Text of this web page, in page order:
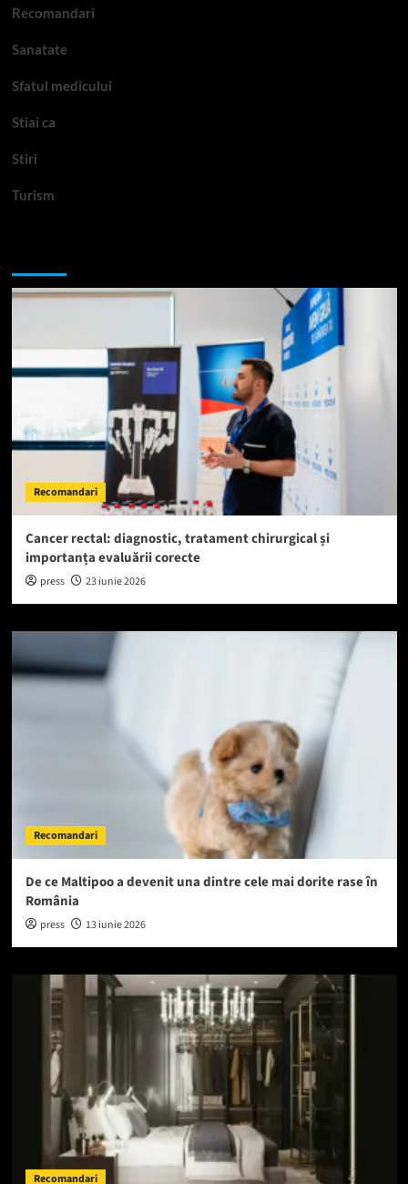
Recomandari
Sanatate
Sfatul medicului
Stiai ca
Stiri
Turism
Recomandari
Cancer rectal: diagnostic, tratament chirurgical și
importanța evaluării corecte
press 23 iunie 2026
Recomandari
De ce Maltipoo a devenit una dintre cele mai dorite rase în
România
press 13 iunie 2026
Recomandari